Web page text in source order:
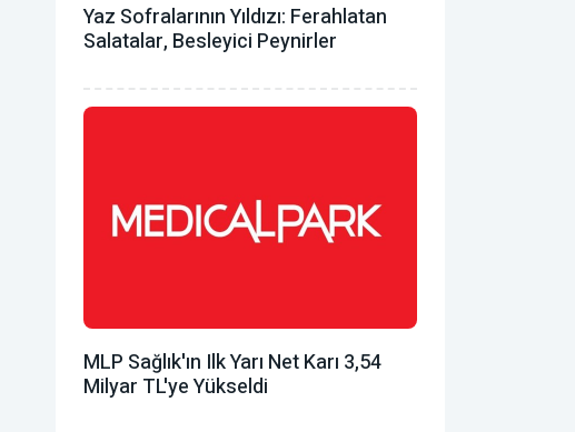
Yaz Sofralarının Yıldızı: Ferahlatan
Salatalar, Besleyici Peynirler
MLP Sağlık'ın Ilk Yarı Net Karı 3,54
Milyar TL'ye Yükseldi